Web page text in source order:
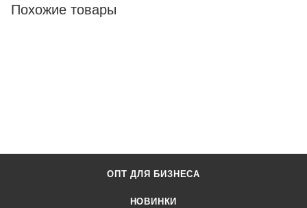
Похожие товары
ОПТ ДЛЯ БИЗНЕСА
НОВИНКИ